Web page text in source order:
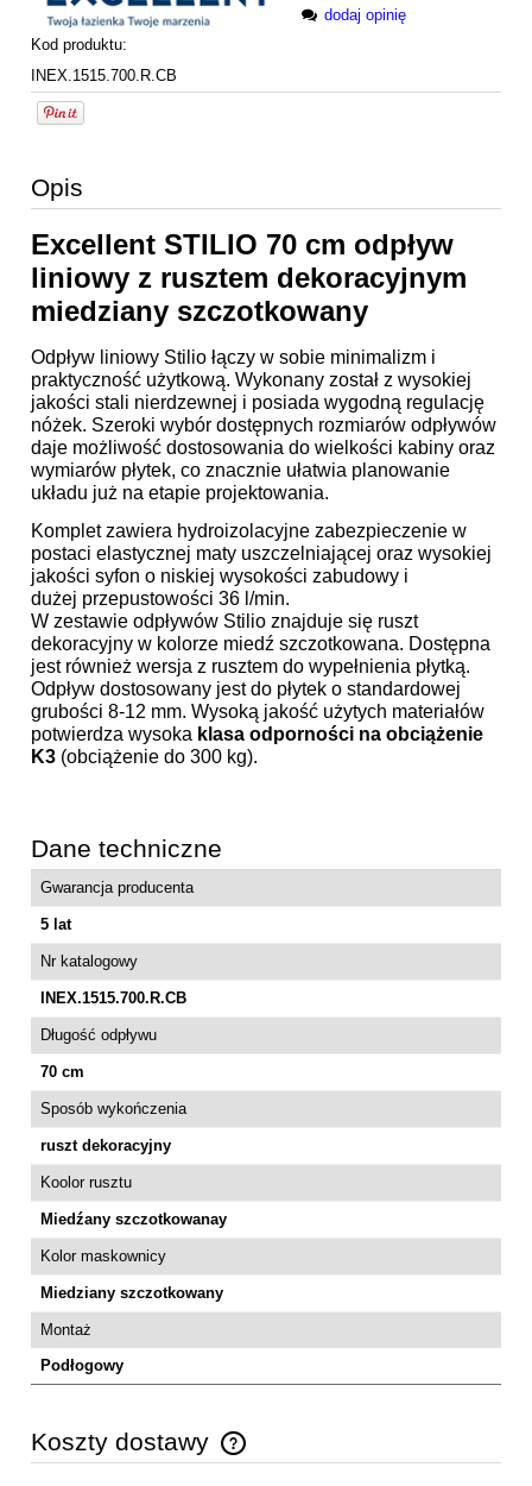
Kod produktu:
INEX.1515.700.R.CB
dodaj opinię
Opis
Excellent STILIO 70 cm odpływ
liniowy z rusztem dekoracyjnym
miedziany szczotkowany
Odpływ liniowy Stilio łączy w sobie minimalizm i
praktyczność użytkową. Wykonany został z wysokiej
jakości stali nierdzewnej i posiada wygodną regulację
nóżek. Szeroki wybór dostępnych rozmiarów odpływów
daje możliwość dostosowania do wielkości kabiny oraz
wymiarów płytek, co znacznie ułatwia planowanie
układu już na etapie projektowania.
Komplet zawiera hydroizolacyjne zabezpieczenie w
postaci elastycznej maty uszczelniającej oraz wysokiej
jakości syfon o niskiej wysokości zabudowy i
dużej przepustowości 36 l/min.
W zestawie odpływów Stilio znajduje się ruszt
dekoracyjny w kolorze miedź szczotkowana. Dostępna
jest również wersja z rusztem do wypełnienia płytką.
Odpływ dostosowany jest do płytek o standardowej
grubości 8-12 mm. Wysoką jakość użytych materiałów
potwierdza wysoka klasa odporności na obciążenie
K3 (obciążenie do 300 kg).
Dane techniczne
Gwarancja producenta
5 lat
Nr katalogowy
INEX.1515.700.R.CB
Długość odpływu
70 cm
Sposób wykończenia
ruszt dekoracyjny
Koolor rusztu
Miedźany szczotkowanay
Kolor maskownicy
Miedziany szczotkowany
Montaż
Podłogowy
Koszty dostawy
Cena nie zawiera ewentualnych kosztów płatności